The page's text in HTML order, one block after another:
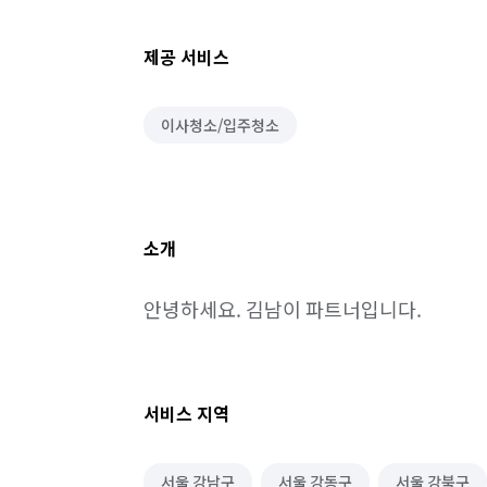
제공 서비스
이사청소/입주청소
소개
안녕하세요. 김남이 파트너입니다.
서비스 지역
서울 강남구 서울 강동구 서울 강북구